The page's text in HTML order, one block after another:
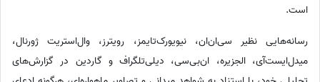
است.
رسانه‌هایی نظیر سی‌ان‌ان، نیویورک‌تایمز، رویترز، وال‌استریت‌ ژورنال،
میدل‌ایست‌آی، الجزیره، ان‌بی‌سی، دیلی‌تلگراف و گاردین در گزارش‌های